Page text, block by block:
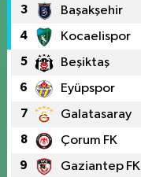
3 Başakşehir
4 Kocaelispor
5 Beşiktaş
6 Eyüpspor
7 Galatasaray
8 Çorum FK
9 Gaziantep FK